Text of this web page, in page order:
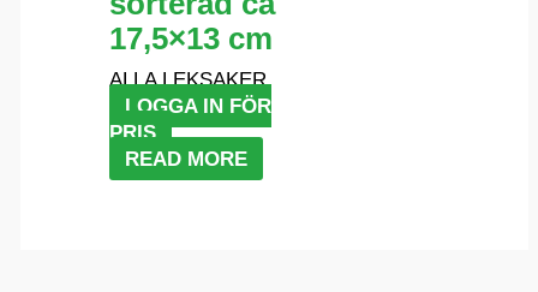
17,5×13 cm
ALLA LEKSAKER
LOGGA IN FÖR
PRIS
READ MORE